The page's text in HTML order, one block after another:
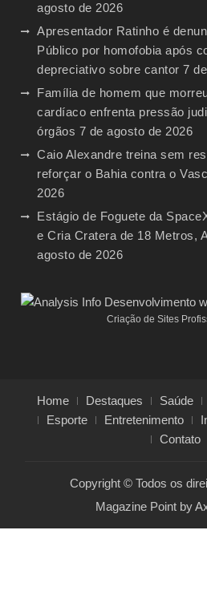
agosto de 2026
Apresentador Ratinho é
Público por homofobia após
depreciativo sobre cantor 7
Família de homem que
cardíaco enfrenta pressão
órgãos 7 de agosto de 2026
Caio Alexandre treina sem
reforçar o Bahia contra o
2026
Estágio de Foguete da
e Cria Cratera de 18 Metros,
agosto de 2026
Criação de Sites
Home Destaques Saúde
Esporte
Entretenimento
Contato
Copyright © Todos os
Magazine Point by